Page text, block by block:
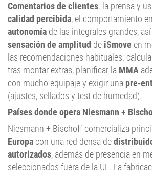
Comentarios de clientes: la prensa y
calidad percibida, el comportamiento en
autonomía de las integrales grandes,
sensación de amplitud de iSmove en
las recomendaciones habituales:
tras montar extras, planificar la MMA
con mucho equipaje y exigir una
(ajustes, sellados y test de humedad).
Países donde opera Niesmann +
Niesmann + Bischoff comercializa
Europa con una red densa de
autorizados, además de presencia en
seleccionados fuera de la UE. La